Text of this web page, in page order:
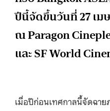
ปีนี้จัดขึ้นวันที่ 27 เม
ณ Paragon
และ SF World
เมื่อปีก่อนเทศกาลนี้จัดฉาย